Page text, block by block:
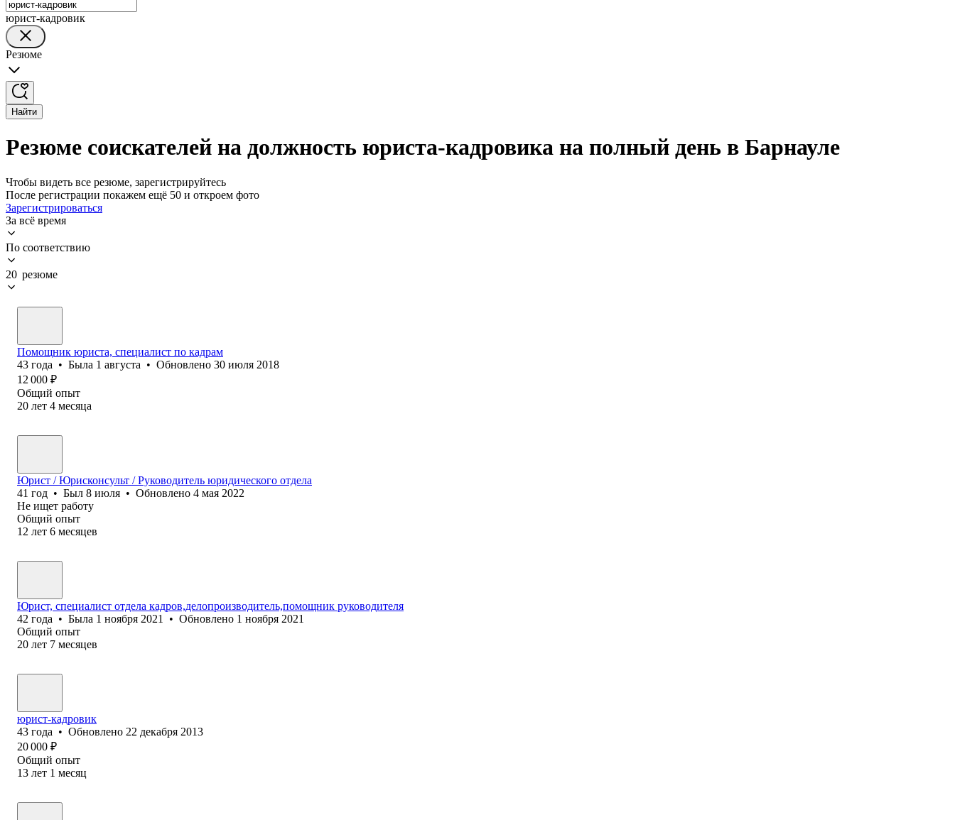
юрист-кадровик
Резюме
Найти
Резюме соискателей на должность юриста-кадровика на полный день в Барнауле
Чтобы видеть все резюме, зарегистрируйтесь
После регистрации покажем ещё 50 и откроем фото
Зарегистрироваться
За всё время
По соответствию
20 резюме
Помощник юриста, специалист по кадрам
43 года • Была 1 августа • Обновлено 30 июля 2018
12 000 ₽
Общий опыт
20 лет 4 месяца
Юрист / Юрисконсульт / Руководитель юридического отдела
41 год • Был 8 июля • Обновлено 4 мая 2022
Не ищет работу
Общий опыт
12 лет 6 месяцев
Юрист, специалист отдела кадров,делопроизводитель,помощник руководителя
42 года • Была 1 ноября 2021 • Обновлено 1 ноября 2021
Общий опыт
20 лет 7 месяцев
юрист-кадровик
43 года • Обновлено 22 декабря 2013
20 000 ₽
Общий опыт
13 лет 1 месяц